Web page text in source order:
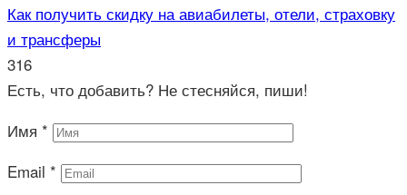
Как получить скидку на авиабилеты, отели, страховку
и трансферы
316
Есть, что добавить? Не стесняйся, пиши!
Имя *
Email *